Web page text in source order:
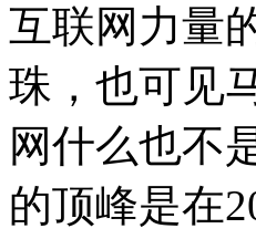
互联网力量
珠，也可见
网什么也不
的顶峰是在